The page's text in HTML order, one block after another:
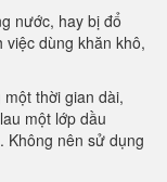
nước, hay bị đổ
dùng khăn khô,
thời gian dài,
một lớp dầu
Không nên sử dụng